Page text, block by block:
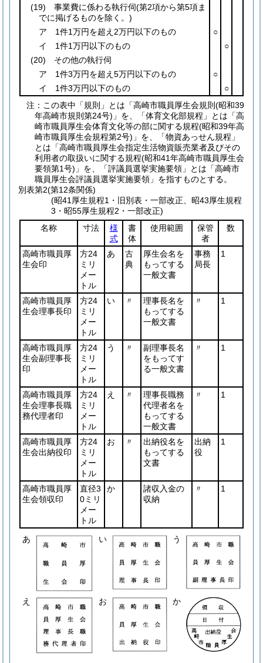
(19) 事業費に係わる執行伺(第2項から第5項ま
でに掲げるものを除く。)
ア 1件1万円を超え2万円以下のもの
○
イ 1件1万円以下のもの
○
(20) その他の執行伺
ア 1件3万円を超え5万円以下のもの
○
イ 1件3万円以下のもの
○
注：この表中「規則」とは「高崎市職員厚生会規則(昭和39
年高崎市規則第24号)」を、「体育文化部規程」とは「高
崎市職員厚生会体育文化等の部に関する規程(昭和39年高
崎市職員厚生会規程第2号)」を、「物資あっせん規程」
とは「高崎市職員厚生会指定生活物資販売業者及びその
利用者の取扱いに関する規程(昭和41年高崎市職員厚生会
要領第1号)」を、「評議員選挙実施要領」とは「高崎市
職員厚生会評議員選挙実施要領」を指すものとする。
別表第2(第12条関係)
(昭41厚生規程1・旧別表・一部改正、昭43厚生規程
3・昭55厚生規程2・一部改正)
名称
寸法
様
式
書
体
使用範囲
保管
者
数
高崎市職員厚
生会印
方24
ミリ
メー
トル
あ
古
典
厚生会名を
もってする
一般文書
事務
局長
1
高崎市職員厚
生会理事長印
方24
ミリ
メー
トル
い 〃
理事長名を
もってする
一般文書
〃 1
高崎市職員厚
生会副理事長
印
方24
ミリ
メー
トル
う 〃
副理事長名
をもってす
る一般文書
〃 1
高崎市職員厚
生会理事長職
務代理者印
方24
ミリ
メー
トル
え 〃
理事長職務
代理者名を
もってする
一般文書
〃 1
高崎市職員厚
生会出納役印
方24
ミリ
メー
トル
お 〃
出納役名を
もってする
文書
出納
役
1
高崎市職員厚
生会領収印
直径3
0ミリ
メー
トル
か
諸収入金の
収納
〃 1
あ い う
え お か